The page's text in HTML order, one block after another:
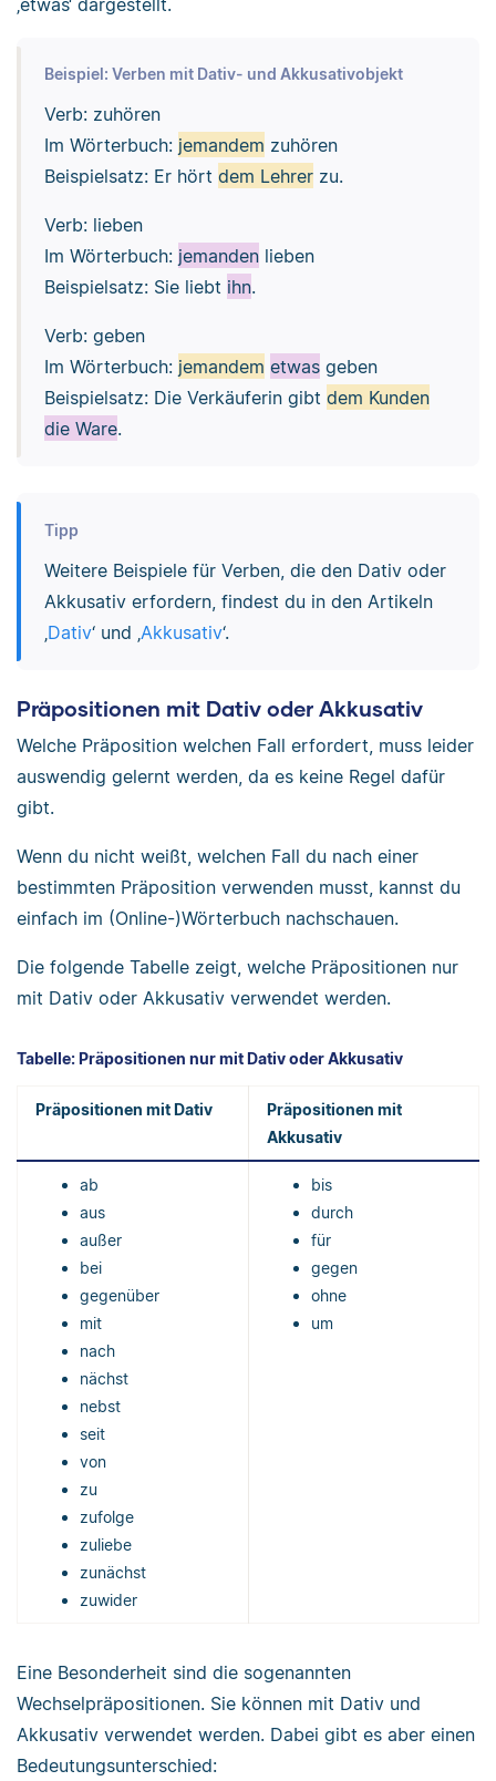
Beispiel: Verben mit Dativ- und Akkusativobjekt
Verb: zuhören
Im Wörterbuch: jemandem zuhören
Beispielsatz: Er hört dem Lehrerzu.
Verb: lieben
Im Wörterbuch: jemandenlieben
Beispielsatz: Sie liebt ihn.
Verb: geben
Im Wörterbuch: jemandem etwasgeben
Beispielsatz: Die Verkäuferin gibt dem Kunden
die Ware.
Tipp
Weitere Beispiele für Verben, die den Dativ oder
Akkusativ erfordern, findest du in den Artikeln
Dativ‘ und ‚ Akkusativ‘.
Präpositionen mit Dativ oder Akkusativ
Welche Präposition welchen Fall erfordert, muss leider
auswendig gelernt werden, da es keine Regel dafür
gibt.
Wenn du nicht weißt, welchen Fall du nach einer
bestimmten Präposition verwenden musst, kannst du
einfach im (Online-)Wörterbuch nachschauen.
Die folgende Tabelle zeigt, welche Präpositionen nur
mit Dativ oder Akkusativ verwendet werden.
Tabelle: Präpositionen nur mit Dativ oder Akkusativ
Präpositionen mit Dativ
Präpositionen mit
Akkusativ
ab
aus
außer
bei
gegenüber
mit
nach
nächst
nebst
seit
von
zu
zufolge
zuliebe
zunächst
zuwider
bis
durch
für
gegen
ohne
um
Eine Besonderheit sind die sogenannten
Wechselpräpositionen. Sie können mit Dativ und
Akkusativ verwendet werden. Dabei gibt es aber einen
Bedeutungsunterschied: